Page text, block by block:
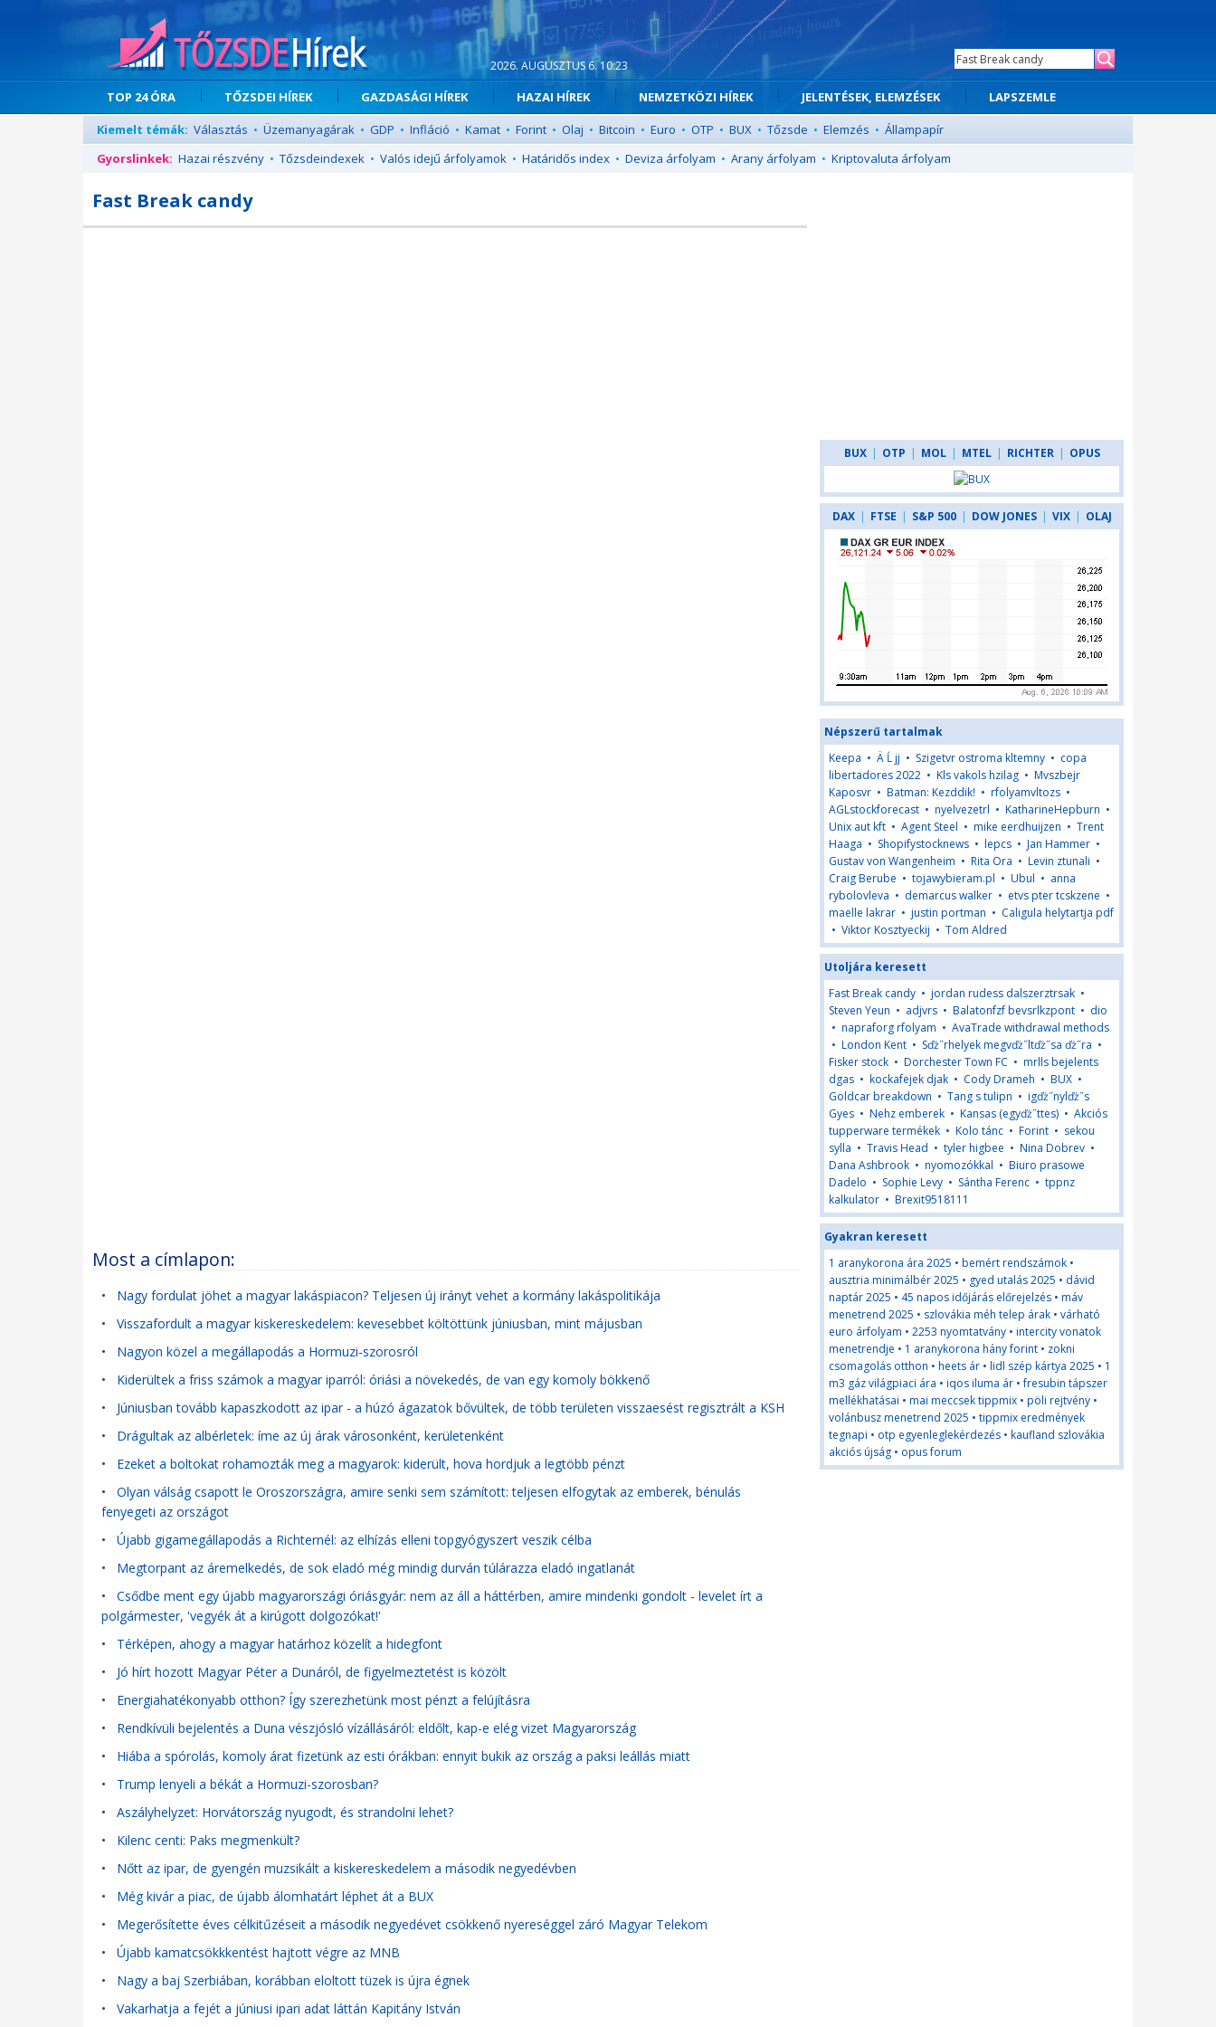
2026. AUGUSZTUS 6. 10:23
TOP 24 ÓRA TŐZSDEI HÍREK GAZDASÁGI HÍREK HAZAI HÍREK NEMZETKÖZI HÍREK JELENTÉSEK, ELEMZÉSEK
LAPSZEMLE
Kiemelt témák: Választás • Üzemanyagárak • GDP • Infláció • Kamat • Forint • Olaj • Bitcoin • Euro • OTP • BUX • Tőzsde • Elemzés • Állampapír
Gyorslinkek: Hazai részvény • Tőzsdeindexek • Valós idejű árfolyamok • Határidős index • Deviza árfolyam • Arany árfolyam • Kriptovaluta árfolyam
Fast Break candy
Most a címlapon:
• Nagy fordulat jöhet a magyar lakáspiacon? Teljesen új irányt vehet a kormány lakáspolitikája
• Visszafordult a magyar kiskereskedelem: kevesebbet költöttünk júniusban, mint májusban
• Nagyon közel a megállapodás a Hormuzi-szorosról
• Kiderültek a friss számok a magyar iparról: óriási a növekedés, de van egy komoly bökkenő
• Júniusban tovább kapaszkodott az ipar - a húzó ágazatok bővültek, de több területen visszaesést regisztrált a KSH
• Drágultak az albérletek: íme az új árak városonként, kerületenként
• Ezeket a boltokat rohamozták meg a magyarok: kiderült, hova hordjuk a legtöbb pénzt
• Olyan válság csapott le Oroszországra, amire senki sem számított: teljesen elfogytak az emberek, bénulás
fenyegeti az országot
• Újabb gigamegállapodás a Richternél: az elhízás elleni topgyógyszert veszik célba
• Megtorpant az áremelkedés, de sok eladó még mindig durván túlárazza eladó ingatlanát
• Csődbe ment egy újabb magyarországi óriásgyár: nem az áll a háttérben, amire mindenki gondolt - levelet írt a
polgármester, 'vegyék át a kirúgott dolgozókat!'
• Térképen, ahogy a magyar határhoz közelít a hidegfont
• Jó hírt hozott Magyar Péter a Dunáról, de figyelmeztetést is közölt
• Energiahatékonyabb otthon? Így szerezhetünk most pénzt a felújításra
• Rendkívüli bejelentés a Duna vészjósló vízállásáról: eldőlt, kap-e elég vizet Magyarország
• Hiába a spórolás, komoly árat fizetünk az esti órákban: ennyit bukik az ország a paksi leállás miatt
• Trump lenyeli a békát a Hormuzi-szorosban?
• Aszályhelyzet: Horvátország nyugodt, és strandolni lehet?
• Kilenc centi: Paks megmenkült?
• Nőtt az ipar, de gyengén muzsikált a kiskereskedelem a második negyedévben
• Még kivár a piac, de újabb álomhatárt léphet át a BUX
• Megerősítette éves célkitűzéseit a második negyedévet csökkenő nyereséggel záró Magyar Telekom
• Újabb kamatcsökkkentést hajtott végre az MNB
• Nagy a baj Szerbiában, korábban eloltott tüzek is újra égnek
• Vakarhatja a fejét a júniusi ipari adat láttán Kapitány István
BUX | OTP | MOL | MTEL | RICHTER | OPUS
DAX | FTSE | S&P 500 | DOW JONES | VIX | OLAJ
Népszerű tartalmak
Keepa • Ä Ĺ jj • Szigetvr ostroma kltemny • copa
libertadores 2022 • Kls vakols hzilag • Mvszbejr
Kaposvr • Batman: Kezddik! • rfolyamvltozs •
AGLstockforecast • nyelvezetrl • KatharineHepburn •
Unix aut kft • Agent Steel • mike eerdhuijzen • Trent
Haaga • Shopifystocknews • lepcs • Jan Hammer •
Gustav von Wangenheim • Rita Ora • Levin ztunali •
Craig Berube • tojawybieram.pl • Ubul • anna
rybolovleva • demarcus walker • etvs pter tcskzene •
maelle lakrar • justin portman • Caligula helytartja pdf
• Viktor Kosztyeckij • Tom Aldred
Utoljára keresett
Fast Break candy • jordan rudess dalszerztrsak •
Steven Yeun • adjvrs • Balatonfzf bevsrlkzpont • dio
• napraforg rfolyam • AvaTrade withdrawal methods
• London Kent • Sďż˝rhelyek megvďż˝ltďż˝sa ďż˝ra •
Fisker stock • Dorchester Town FC • mrlls bejelents
dgas • kockafejek djak • Cody Drameh • BUX •
Goldcar breakdown • Tang s tulipn • igďż˝nylďż˝s
Gyes • Nehz emberek • Kansas (egyďż˝ttes) • Akciós
tupperware termékek • Kolo tánc • Forint • sekou
sylla • Travis Head • tyler higbee • Nina Dobrev •
Dana Ashbrook • nyomozókkal • Biuro prasowe
Dadelo • Sophie Levy • Sántha Ferenc • tppnz
kalkulator • Brexit9518111
Gyakran keresett
1 aranykorona ára 2025 • bemért rendszámok •
ausztria minimálbér 2025 • gyed utalás 2025 • dávid
naptár 2025 • 45 napos időjárás előrejelzés • máv
menetrend 2025 • szlovákia méh telep árak • várható
euro árfolyam • 2253 nyomtatvány • intercity vonatok
menetrendje • 1 aranykorona hány forint • zokni
csomagolás otthon • heets ár • lidl szép kártya 2025 • 1
m3 gáz világpiaci ára • iqos iluma ár •fresubin tápszer
mellékhatásai • mai meccsek tippmix • pöli rejtvény •
volánbusz menetrend 2025 • tippmix eredmények
tegnapi • otp egyenleglekérdezés • kaufland szlovákia
akciós újság • opus forum